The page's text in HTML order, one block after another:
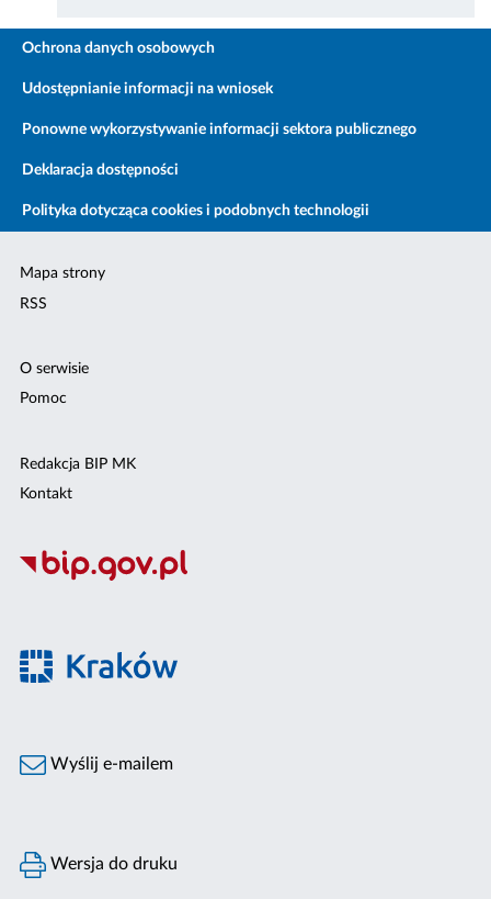
Ochrona danych osobowych
Udostępnianie informacji na wniosek
Ponowne wykorzystywanie informacji sektora publicznego
Deklaracja dostępności
Polityka dotycząca cookies i podobnych technologii
Mapa strony
RSS
O serwisie
Pomoc
Redakcja BIP MK
Kontakt
Wyślij e-mailem
Wersja do druku